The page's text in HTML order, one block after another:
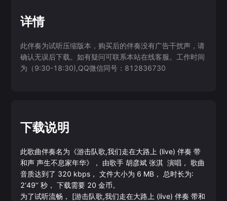
详情
此伴奏为试听压缩版本，购买后的伴奏没有广告干扰声，请
确认无误后下载。如有疑问可联系本站在线客服。工作时间
为（9:30-18:30),QQ微信同号：812836730
下载说明
此歌曲伴奏名为《游击队歌,我们走在大路上 (live) 伴奏 带
和声 声生不息家年华》， 由歌手 胡彦斌 张淇 演唱， 歌曲
音质达到了 320 kbps， 文件大小为 6 MB， 总时长为:
2‘49’‘秒， 下载需要 20 金币。
为了试听流畅， [游击队歌,我们走在大路上 (live) 伴奏 带和